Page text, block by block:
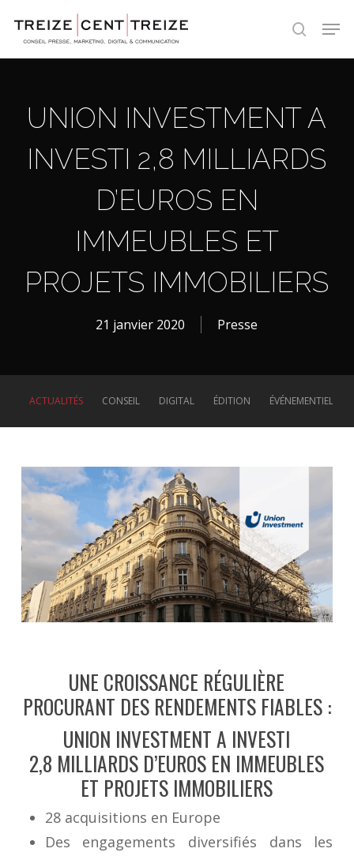
search
UNION INVESTMENT A
INVESTI 2,8 MILLIARDS
D’EUROS EN
IMMEUBLES ET
PROJETS IMMOBILIERS
21 janvier 2020 Presse
ACTUALITÉS CONSEIL DIGITAL ÉDITION ÉVÉNEMENTIEL
UNE CROISSANCE RÉGULIÈRE
PROCURANT DES RENDEMENTS FIABLES :
UNION INVESTMENT A INVESTI
2,8 MILLIARDS D’EUROS EN IMMEUBLES
ET PROJETS IMMOBILIERS
28 acquisitions en Europe
Des engagements diversifiés dans les